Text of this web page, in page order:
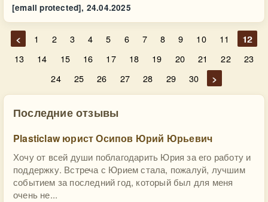
[email protected], 24.04.2025
< 1 2 3 4 5 6 7 8 9 10 11
12
13
14 15 16 17 18 19 20 21 22
23
24
25 26 27 28 29 30 >
Последние отзывы
Plasticlaw юрист Осипов Юрий Юрьевич
Хочу от всей души поблагодарить Юрия за его работу и
поддержку. Встреча с Юрием стала, пожалуй, лучшим
событием за последний год, который был для меня
очень не...